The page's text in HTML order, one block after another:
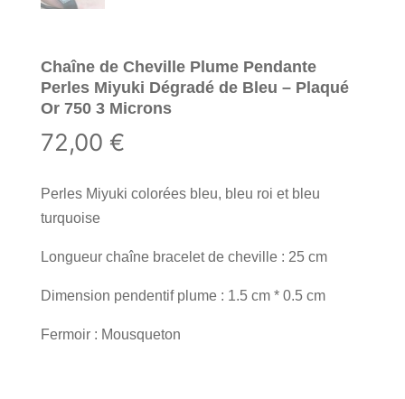
Chaîne de Cheville Plume Pendante
Perles Miyuki Dégradé de Bleu – Plaqué
Or 750 3 Microns
72,00 €
Perles Miyuki colorées bleu, bleu roi et bleu
turquoise
Longueur chaîne bracelet de cheville : 25 cm
Dimension pendentif plume : 1.5 cm * 0.5 cm
Fermoir : Mousqueton